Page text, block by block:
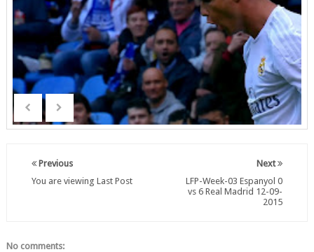
Next
LFP-Week-03 Espanyol 0
vs 6 Real Madrid 12-09-
2015
Previous
You are viewing Last Post
No comments: